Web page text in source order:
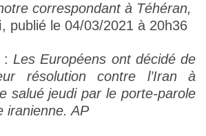
correspondant à Téhéran,
, publié le 04/03/2021 à 20h36
Les Européens ont décidé de
résolution contre l’Iran à
salué jeudi par le porte-parole
iranienne. AP